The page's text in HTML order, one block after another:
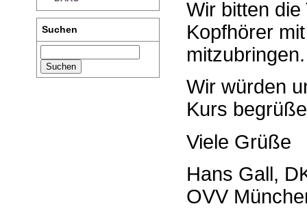
Suchen
Wir bitten die
Kopfhörer
Wir würden
Kurs
Viele Grüße
Hans Gall,
OVV